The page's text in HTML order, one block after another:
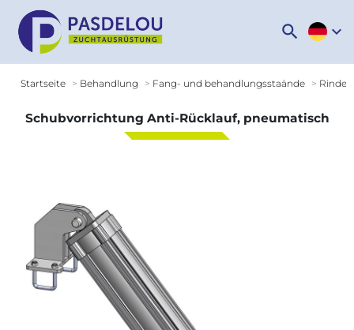
search expand_more
Startseite Behandlung Fang- und behandlungsstaände
Schubvorrichtung Anti-Rücklauf, pneumatisch